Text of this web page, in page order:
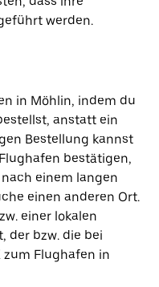
werden.
in Möhlin, indem du
anstatt ein
Bestellung kannst
bestätigen,
einem langen
einen anderen Ort.
einer lokalen
der bzw. die bei
zum Flughafen in